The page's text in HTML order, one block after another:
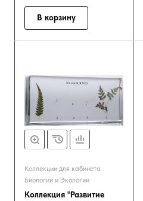
В корзину
Коллекции для кабинета
Биологии и Экологии
Коллекция "Развитие